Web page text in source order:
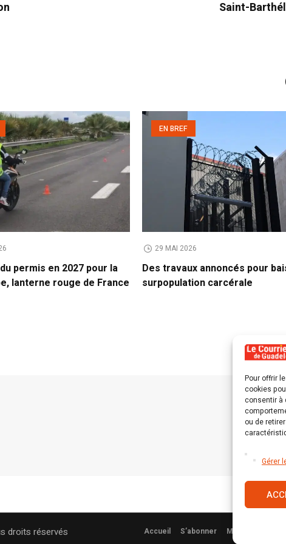
Pour offrir
cookies
consentir à
ou de
Gérer
Saint-
permis en 2027 pour la
lanterne rouge de France
EN BREF
29 MAI 2026
Des travaux annoncés pour
surpopulation carcérale
Accueil S’abonner Mentions légales
droits réservés